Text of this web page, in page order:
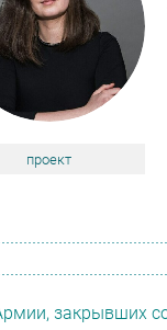
проект
закрывших